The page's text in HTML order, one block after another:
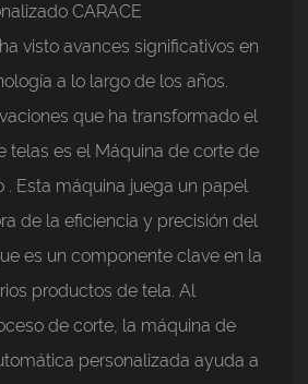
CARACE
visto avances significativos en
a lo largo de los años.
que ha transformado el
telas es el Máquina de corte de
. Esta máquina juega un papel
de la eficiencia y precisión del
es un componente clave en la
productos de tela. Al
de corte, la máquina de
personalizada ayuda a